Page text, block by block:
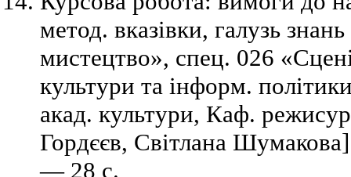
метод. вказівки, галузь
мистецтво», спец. 026
культури та інформ.
акад. культури, Каф.
Гордєєв, Світлана
— 28 с.